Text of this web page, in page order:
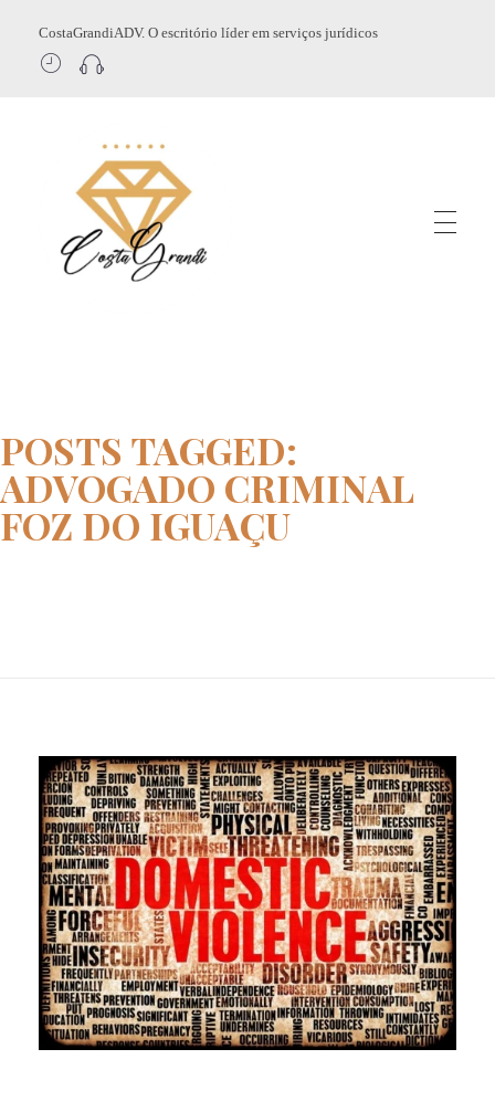
CostaGrandiADV. O escritório líder em serviços jurídicos
POSTS TAGGED:
ADVOGADO CRIMINAL
FOZ DO IGUAÇU